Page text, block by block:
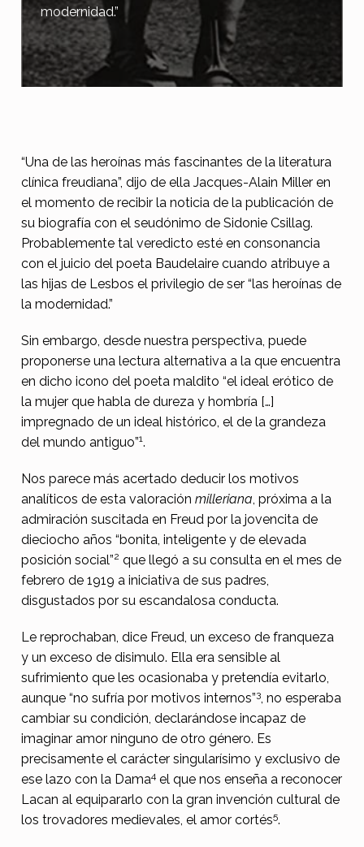
modernidad.”
M
u
j
e
r
e
e
n
e
l
d
i
v
á
n
d
e
F
r
e
u
d
.
L
a
“Una de las heroínas más fascinantes de la literatura
clínica freudiana”, dijo de ella Jacques-Alain Miller en
el momento de recibir la noticia de la publicación de
su biografía con el seudónimo de Sidonie Csillag.
Probablemente tal veredicto esté en consonancia
con el juicio del poeta Baudelaire cuando atribuye a
las hijas de Lesbos el privilegio de ser “las heroínas de
la modernidad.”
Sin embargo, desde nuestra perspectiva, puede
proponerse una lectura alternativa a la que encuentra
en dicho icono del poeta maldito “el ideal erótico de
la mujer que habla de dureza y hombría […]
impregnado de un ideal histórico, el de la grandeza
del mundo antiguo”1.
Nos parece más acertado deducir los motivos
analíticos de esta valoración milleriana, próxima a la
admiración suscitada en Freud por la jovencita de
dieciocho años “bonita, inteligente y de elevada
posición social”2 que llegó a su consulta en el mes de
febrero de 1919 a iniciativa de sus padres,
disgustados por su escandalosa conducta.
Le reprochaban, dice Freud, un exceso de franqueza
y un exceso de disimulo. Ella era sensible al
sufrimiento que les ocasionaba y pretendía evitarlo,
aunque “no sufría por motivos internos”3, no esperaba
cambiar su condición, declarándose incapaz de
imaginar amor ninguno de otro género. Es
precisamente el carácter singularísimo y exclusivo de
ese lazo con la Dama4el que nos enseña a reconocer
Lacan al equipararlo con la gran invención cultural de
los trovadores medievales, el amor cortés5.